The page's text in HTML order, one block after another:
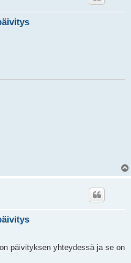
päivityksen yhteydessä ja se on